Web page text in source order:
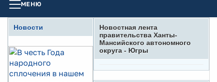
МЕНЮ
Новости
Новостная лента
правительства Ханты-
Мансийского автономного
округа - Югры